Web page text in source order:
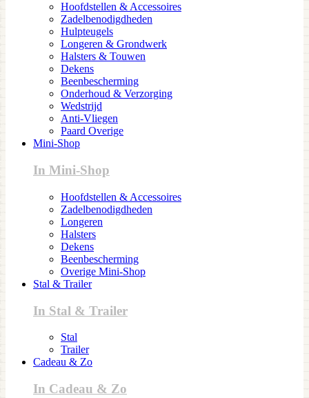
Hoofdstellen & Accessoires
Zadelbenodigdheden
Hulpteugels
Longeren & Grondwerk
Halsters & Touwen
Dekens
Beenbescherming
Onderhoud & Verzorging
Wedstrijd
Anti-Vliegen
Paard Overige
Mini-Shop
In Mini-Shop
Hoofdstellen & Accessoires
Zadelbenodigdheden
Longeren
Halsters
Dekens
Beenbescherming
Overige Mini-Shop
Stal & Trailer
In Stal & Trailer
Stal
Trailer
Cadeau & Zo
In Cadeau & Zo